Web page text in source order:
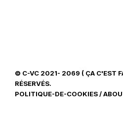
© C-VC 2021- 2069 ( ÇA C'EST
RÉSERVÉS.
POLITIQUE-DE-COOKIES/